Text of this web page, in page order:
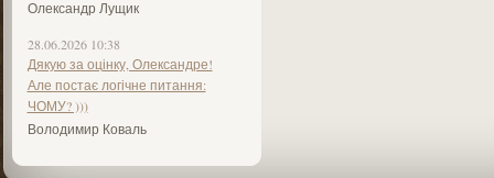
Олександр Лущик
28.06.2026 10:38
Дякую за оцінку, Олександре!
Але постає логічне питання:
ЧОМУ? )))
Володимир Коваль